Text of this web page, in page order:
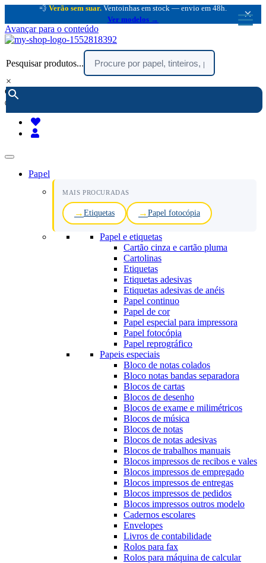
💨 Verão sem suar. Ventoinhas em stock — envio em 48h.
Ver modelos →
×
Avançar para o conteúdo
Pesquisar produtos...
×
encomendar por telefone :
(chamada rede fixa nacional)
Papel
MAIS PROCURADAS
Etiquetas Papel fotocópia
Papel e etiquetas
Cartão cinza e cartão pluma
Cartolinas
Etiquetas
Etiquetas adesivas
Etiquetas adesivas de anéis
Papel continuo
Papel de cor
Papel especial para impressora
Papel fotocópia
Papel reprográfico
Papeis especiais
Bloco de notas colados
Bloco notas bandas separadora
Blocos de cartas
Blocos de desenho
Blocos de exame e milimétricos
Blocos de música
Blocos de notas
Blocos de notas adesivas
Blocos de trabalhos manuais
Blocos impressos de recibos e vales
Blocos impressos de empregado
Blocos impressos de entregas
Blocos impressos de pedidos
Blocos impressos outros modelo
Cadernos escolares
Envelopes
Livros de contabilidade
Rolos para fax
Rolos para máquina de calcular